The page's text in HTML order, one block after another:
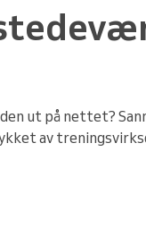
ut på nettet?
av